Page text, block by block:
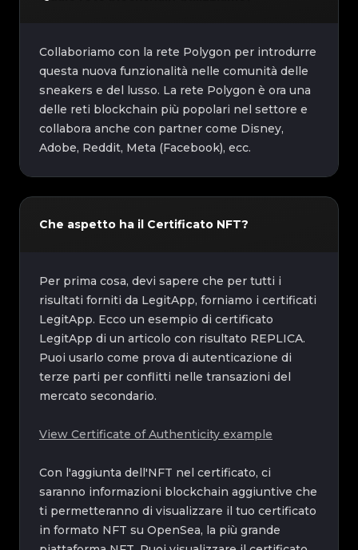
Collaboriamo con la rete Polygon per introdurre
questa nuova funzionalità nelle comunità delle
sneakers e del lusso. La rete Polygon è ora una
delle reti blockchain più popolari nel settore e
collabora anche con partner come Disney,
Adobe, Reddit, Meta (Facebook), ecc.
Che aspetto ha il Certificato NFT?
Per prima cosa, devi sapere che per tutti i
risultati forniti da LegitApp, forniamo i certificati
LegitApp. Ecco un esempio di certificato
LegitApp di un articolo con risultato REPLICA.
Puoi usarlo come prova di autenticazione di
terze parti per conflitti nelle transazioni del
mercato secondario.
View Certificate of Authenticity example
Con l'aggiunta dell'NFT nel certificato, ci
saranno informazioni blockchain aggiuntive che
ti permetteranno di visualizzare il tuo certificato
in formato NFT su OpenSea, la più grande